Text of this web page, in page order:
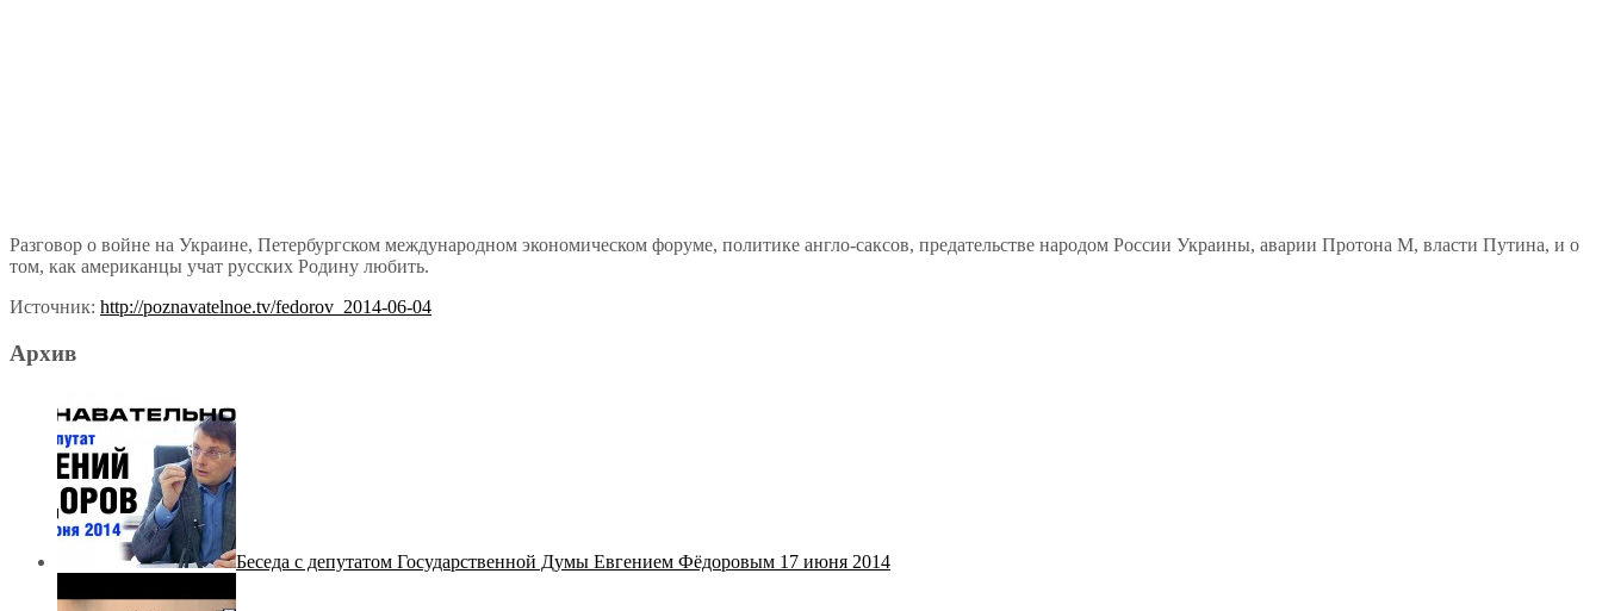
Разговор о войне на Украине, Петербургском международном экономическом форуме, политике англо-саксов, предательстве народом России Украины, аварии Протона М, власти Путина, и о
том, как американцы учат русских Родину любить.
Источник: http://poznavatelnoe.tv/fedorov_2014-06-04
Архив
Беседа с депутатом Государственной Думы Евгением Фёдоровым 17 июня 2014